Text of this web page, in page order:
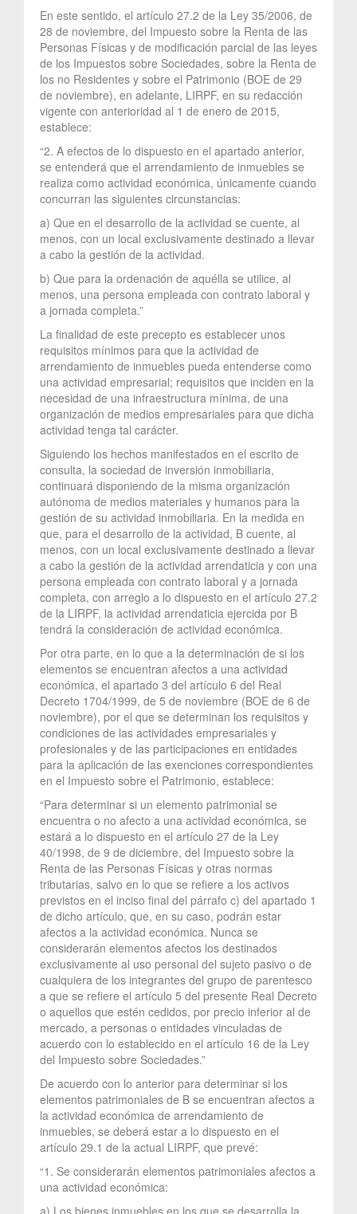
En este sentido, el artículo 27.2 de la Ley 35/2006, de
28 de noviembre, del Impuesto sobre la Renta de las
Personas Físicas y de modificación parcial de las leyes
de los Impuestos sobre Sociedades, sobre la Renta de
los no Residentes y sobre el Patrimonio (BOE de 29
de noviembre), en adelante, LIRPF, en su redacción
vigente con anterioridad al 1 de enero de 2015,
establece:
“2. A efectos de lo dispuesto en el apartado anterior,
se entenderá que el arrendamiento de inmuebles se
realiza como actividad económica, únicamente cuando
concurran las siguientes circunstancias:
a) Que en el desarrollo de la actividad se cuente, al
menos, con un local exclusivamente destinado a llevar
a cabo la gestión de la actividad.
b) Que para la ordenación de aquélla se utilice, al
menos, una persona empleada con contrato laboral y
a jornada completa.”
La finalidad de este precepto es establecer unos
requisitos mínimos para que la actividad de
arrendamiento de inmuebles pueda entenderse como
una actividad empresarial; requisitos que inciden en la
necesidad de una infraestructura mínima, de una
organización de medios empresariales para que dicha
actividad tenga tal carácter.
Siguiendo los hechos manifestados en el escrito de
consulta, la sociedad de inversión inmobiliaria,
continuará disponiendo de la misma organización
autónoma de medios materiales y humanos para la
gestión de su actividad inmobiliaria. En la medida en
que, para el desarrollo de la actividad, B cuente, al
menos, con un local exclusivamente destinado a llevar
a cabo la gestión de la actividad arrendaticia y con una
persona empleada con contrato laboral y a jornada
completa, con arreglo a lo dispuesto en el artículo 27.2
de la LIRPF, la actividad arrendaticia ejercida por B
tendrá la consideración de actividad económica.
Por otra parte, en lo que a la determinación de si los
elementos se encuentran afectos a una actividad
económica, el apartado 3 del artículo 6 del Real
Decreto 1704/1999, de 5 de noviembre (BOE de 6 de
noviembre), por el que se determinan los requisitos y
condiciones de las actividades empresariales y
profesionales y de las participaciones en entidades
para la aplicación de las exenciones correspondientes
en el Impuesto sobre el Patrimonio, establece:
“Para determinar si un elemento patrimonial se
encuentra o no afecto a una actividad económica, se
estará a lo dispuesto en el artículo 27 de la Ley
40/1998, de 9 de diciembre, del Impuesto sobre la
Renta de las Personas Físicas y otras normas
tributarias, salvo en lo que se refiere a los activos
previstos en el inciso final del párrafo c) del apartado 1
de dicho artículo, que, en su caso, podrán estar
afectos a la actividad económica. Nunca se
considerarán elementos afectos los destinados
exclusivamente al uso personal del sujeto pasivo o de
cualquiera de los integrantes del grupo de parentesco
a que se refiere el artículo 5 del presente Real Decreto
o aquellos que estén cedidos, por precio inferior al de
mercado, a personas o entidades vinculadas de
acuerdo con lo establecido en el artículo 16 de la Ley
del Impuesto sobre Sociedades.”
De acuerdo con lo anterior para determinar si los
elementos patrimoniales de B se encuentran afectos a
la actividad económica de arrendamiento de
inmuebles, se deberá estar a lo dispuesto en el
artículo 29.1 de la actual LIRPF, que prevé:
“1. Se considerarán elementos patrimoniales afectos a
una actividad económica:
a) Los bienes inmuebles en los que se desarrolla la